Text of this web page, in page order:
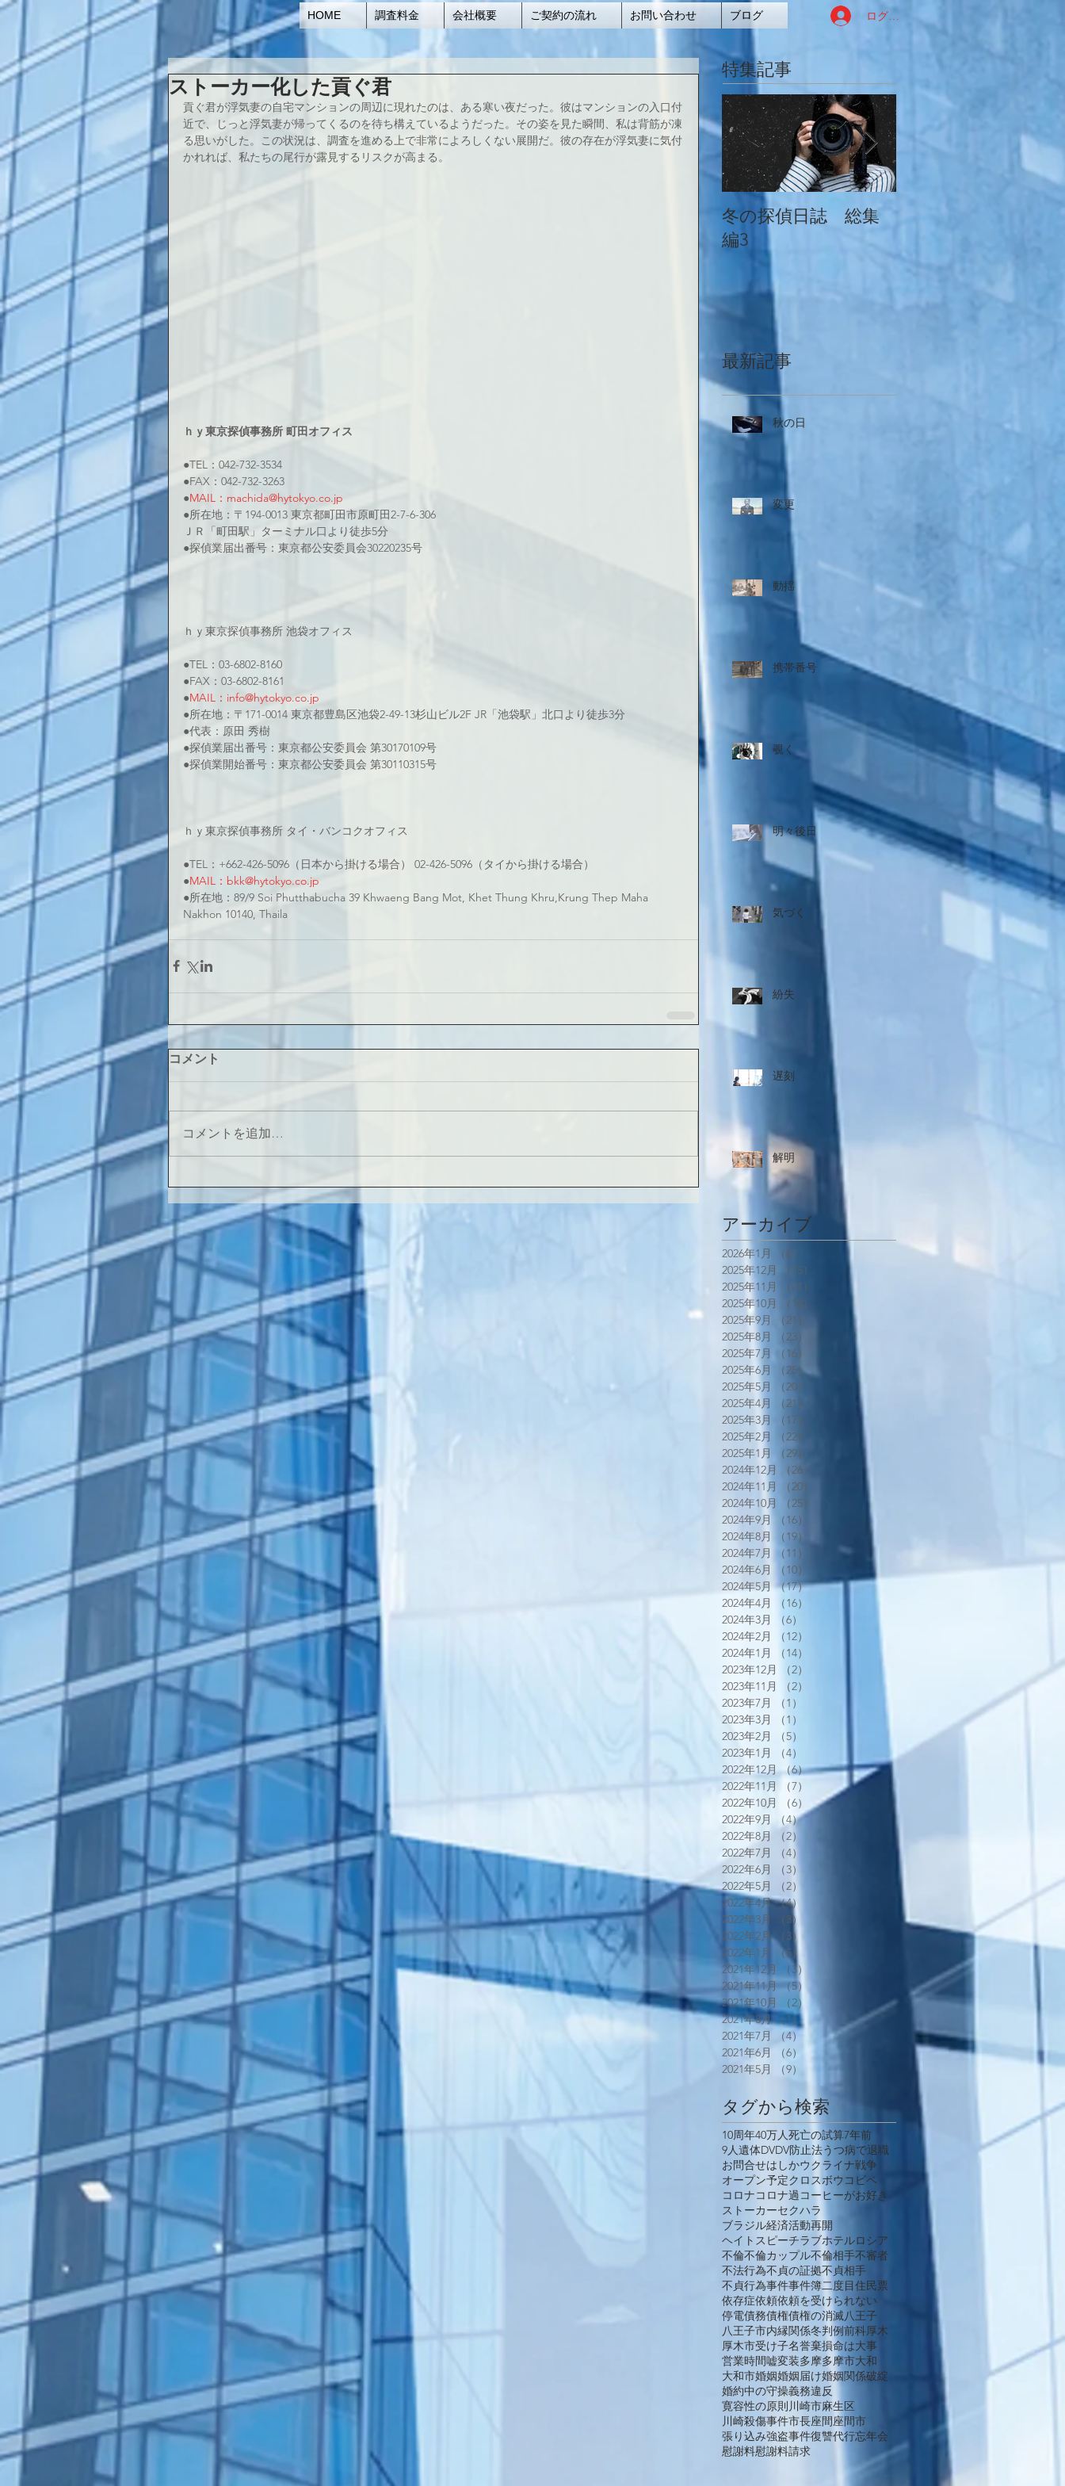
HOME 調査料金 会社概要 ご契約の流れ お問い合わせ ブログ ログイン
ストーカー化した貢ぐ君
貢ぐ君が浮気妻の自宅マンションの周辺に現れたのは、ある寒い夜だった。彼はマンションの入口付
近で、じっと浮気妻が帰ってくるのを待ち構えているようだった。その姿を見た瞬間、私は背筋が凍
る思いがした。この状況は、調査を進める上で非常によろしくない展開だ。彼の存在が浮気妻に気付
かれれば、私たちの尾行が露見するリスクが高まる。
ｈｙ東京探偵事務所 町田オフィス
●TEL：042-732-3534
●FAX：042-732-3263
●MAIL：machida@hytokyo.co.jp
●所在地：〒194-0013 東京都町田市原町田2-7-6-306
ＪＲ「町田駅」ターミナル口より徒歩5分
●探偵業届出番号：東京都公安委員会30220235号
ｈｙ東京探偵事務所 池袋オフィス
●TEL：03-6802-8160
●FAX：03-6802-8161
●MAIL：info@hytokyo.co.jp
●所在地：〒171-0014 東京都豊島区池袋2-49-13杉山ビル2F JR「池袋駅」北口より徒歩3分
●代表：原田 秀樹
●探偵業届出番号：東京都公安委員会 第30170109号
●探偵業開始番号：東京都公安委員会 第30110315号
ｈｙ東京探偵事務所 タイ・バンコクオフィス
●TEL：+662-426-5096（日本から掛ける場合） 02-426-5096（タイから掛ける場合）
●MAIL：bkk@hytokyo.co.jp
●所在地：89/9 Soi Phutthabucha 39 Khwaeng Bang Mot, Khet Thung Khru,Krung Thep Maha
Nakhon 10140, Thaila
コメント
コメントを追加…
特集記事
冬の探偵日誌 総集
編3
冬の探偵日誌 総集
最新記事
秋の日
変更
動揺
携帯番号
覗く
明々後日
気づく
紛失
遅刻
解明
アーカイブ
2026年1月 （8）
8件の記事
2025年12月
（15）
15件の記事
2025年11月
（21）
21件の記事
2025年10月
（18）
2025年9月
（21）
21件の記事
2025年8月
（23）
2025年7月
（16）
16件の記事
2025年6月
（25）
2025年5月
（20）
2025年4月
（21）
21件の記事
2025年3月
（17）
2025年2月
（22）
2025年1月
（29）
2024年12月
（26）
26件の記事
2024年11月
（20）
20件の記事
2024年10月
（25）
25件の記事
2024年9月
（16）
2024年8月
（19）
2024年7月
（11）
11件の記事
2024年6月
（10）
2024年5月 （17）17件の記事
2024年4月
（16）
2024年3月
（6）
2024年2月
（12）
2024年1月
（14）
2023年12月
（2）
2023年11月
（2）
2023年7月
（1）
2023年3月
（1）
2023年2月
（5）
2023年1月
（4）
2022年12月 （6）6件の記事
2022年11月
（7）
7件の記事
2022年10月
（6）
6件の記事
2022年9月
（4）4件の記事
2022年8月
（2）
2022年7月
（4）
2022年6月
（3）
2022年5月
（2）
2022年4月 （4）
2022年3月
（3）
2022年2月 （3）
2022年1月
（5）
2021年12月
（3）
2021年11月
（5）
2021年10月
（2）
2021年8月 （1）1件の記事
2021年7月
（4）
4件の記事
2021年6月
（6）
2021年5月
（9）
タグから検索
10周年40万人死亡の試算7年前
9人遺体DVDV防止法うつ病で退職
お問合せはしかウクライナ戦争
オープン予定クロスボウ コピペ
コロナコロナ過コーヒーがお好き
ストーカーセクハラ
ブラジル経済活動再開
ヘイトスピーチラブホテルロシア
不倫不倫カップル不倫相手不審者
不法行為不貞の証拠不貞相手
不貞行為事件事件簿二度目住民票
依存症依頼依頼を受けられない
停電債務債権債権の消滅八王子
八王子市内縁関係冬判例前科厚木
厚木市受け子名誉棄損命は大事
営業時間嘘変装多摩多摩市大和
大和市婚姻婚姻届け婚姻関係破綻
婚約中の守操義務違反
寛容性の原則川崎市麻生区
川崎殺傷事件市長座間座間市
張り込み強盗事件復讐代行忘年会
慰謝料慰謝料請求